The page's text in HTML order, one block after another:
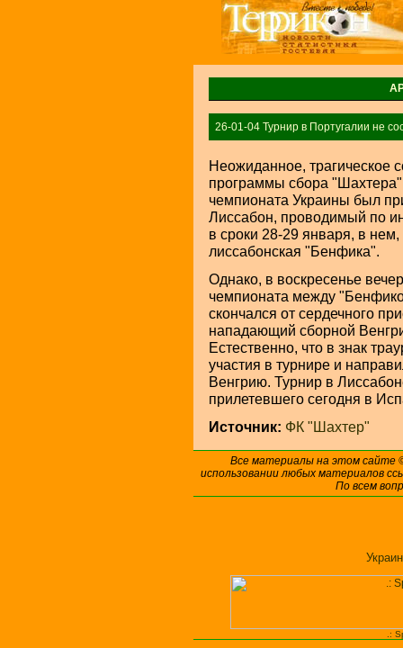
26-01-04 Турнир в Португалии не
Неожиданное, трагическое
программы сбора
чемпионата Украины был
Лиссабон, проводимый по
в сроки 28-29 января, в
лиссабонская "Бенфика".
Однако, в воскресенье
чемпионата между
скончался от сердечного
нападающий сборной
Естественно, что в знак
участия в турнире и
Венгрию. Турнир в
прилетевшего cегодня в
Источник: ФК "Шахтер"
Все материалы на этом сайте
использовании любых материалов
По всем
.: